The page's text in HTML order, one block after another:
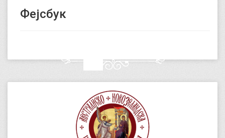
Фејсбук